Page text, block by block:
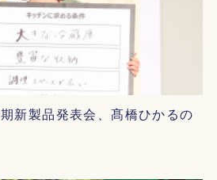
新製品発表会、髙橋ひかるの